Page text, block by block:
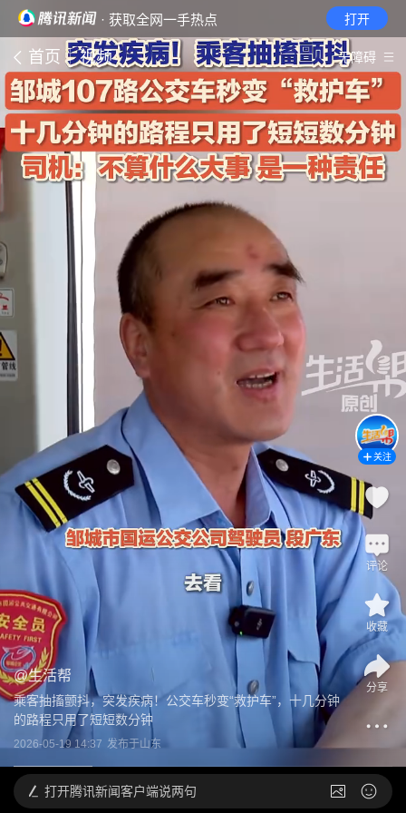
· 获取全网一手热点 打开
首页 视频 无障碍
@生活帮
乘客抽搐颤抖，突发疾病！公交车秒变“救护车”，十几分钟
的路程只用了短短数分钟
2026-05-19 14:37 发布于山东
关注
评论
收藏
分享
打开腾讯新闻客户端说两句